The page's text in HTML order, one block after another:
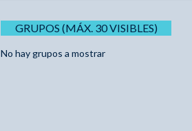
GRUPOS (MÁX. 30 VISIBLES)
No hay grupos a mostrar